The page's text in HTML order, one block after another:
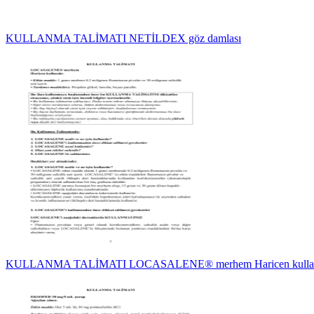
KULLANMA TALİMATI NETİLDEX göz damlası
KULLANMA TALİMATI LOCASALENE® merhem Haricen